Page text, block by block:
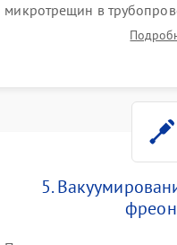
микротрещин в
испарителя и
5.